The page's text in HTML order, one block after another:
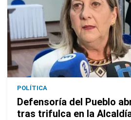
POLÍTICA
Defensoría del Pueblo
tras trifulca en la